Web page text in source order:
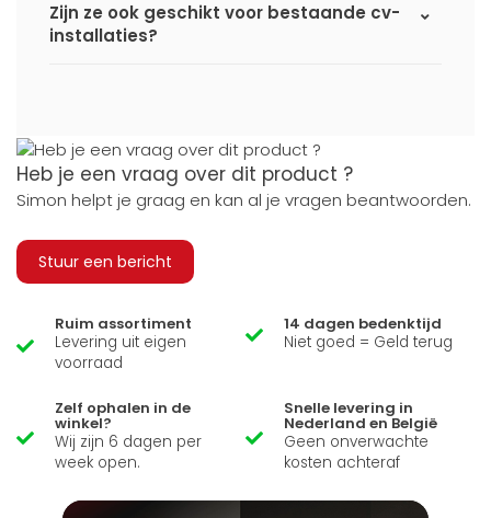
Zijn ze ook geschikt voor bestaande cv-
installaties?
Heb je een vraag over dit product ?
Simon helpt je graag en kan al je vragen beantwoorden.
Stuur een bericht
Ruim assortiment
Levering uit eigen
voorraad
14 dagen bedenktijd
Niet goed = Geld terug
Zelf ophalen in de
winkel?
Wij zijn 6 dagen per
week open.
Snelle levering in
Nederland en België
Geen onverwachte
kosten achteraf